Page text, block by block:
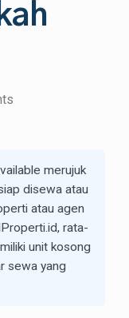
merujuk
disewa atau
atau agen
rata-
unit kosong
sewa yang